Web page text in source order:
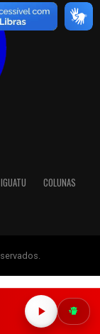
IGUATU
COLUNAS